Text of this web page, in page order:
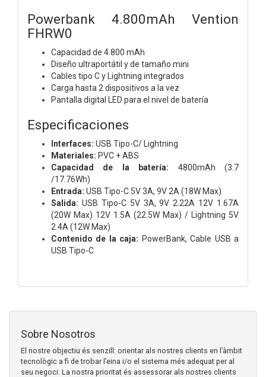
Powerbank 4.800mAh Vention
FHRW0
Capacidad de 4.800 mAh
Diseño ultraportátil y de tamaño mini
Cables tipo C y Lightning integrados
Carga hasta 2 dispositivos a la vez
Pantalla digital LED para el nivel de batería
Especificaciones
Interfaces: USB Tipo-C/ Lightning
Materiales: PVC + ABS
Capacidad de la batería: 4800mAh (3.7
/17.76Wh)
Entrada: USB Tipo-C 5V 3A, 9V 2A (18W Max)
Salida: USB Tipo-C 5V 3A, 9V 2.22A 12V 1.67A
(20W Max) 12V 1.5A (22.5W Max) / Lightning 5V
2.4A (12W Max)
Contenido de la caja: PowerBank, Cable USB a
USB Tipo-C
Sobre Nosotros
El nostre objectiu és senzill: orientar als nostres clients en l’àmbit
tecnològic a fi de trobar l’eina i/o el sistema més adequat per al
seu negoci. La nostra prioritat és assessorar als nostres clients